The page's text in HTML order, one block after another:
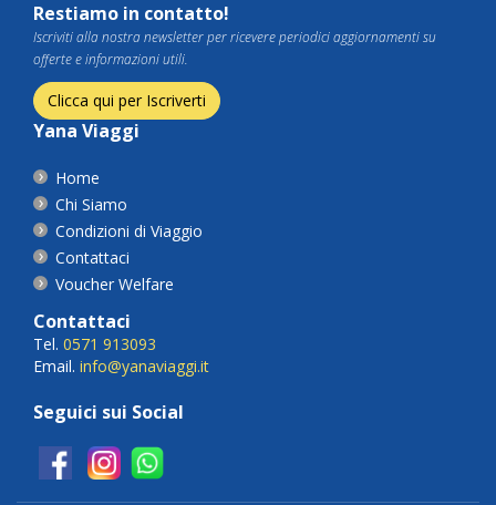
Restiamo in contatto!
Iscriviti alla nostra newsletter per ricevere periodici aggiornamenti su
offerte e informazioni utili.
Clicca qui per Iscriverti
Yana Viaggi
Home
Chi Siamo
Condizioni di Viaggio
Contattaci
Voucher Welfare
Contattaci
Tel. 0571 913093
Email. info@yanaviaggi.it
Seguici sui Social